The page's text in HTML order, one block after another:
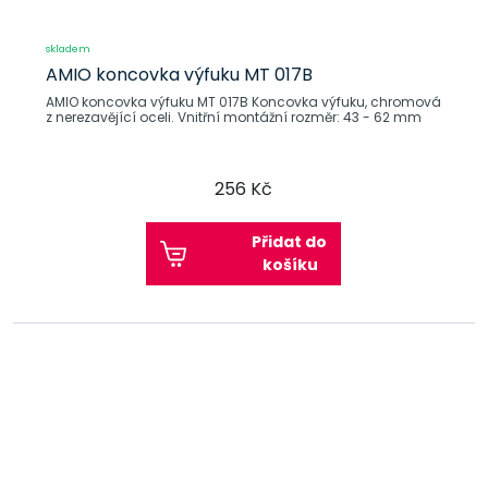
skladem
AMIO koncovka výfuku MT 017B
AMIO koncovka výfuku MT 017B Koncovka výfuku, chromová
z nerezavějící oceli. Vnitřní montážní rozměr: 43 - 62 mm
256 Kč
Přidat do
košíku